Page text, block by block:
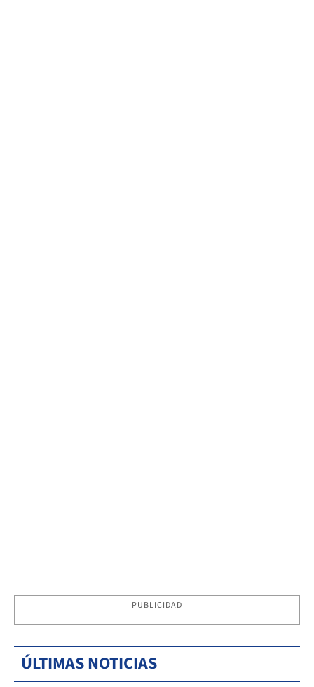
PUBLICIDAD
ÚLTIMAS NOTICIAS